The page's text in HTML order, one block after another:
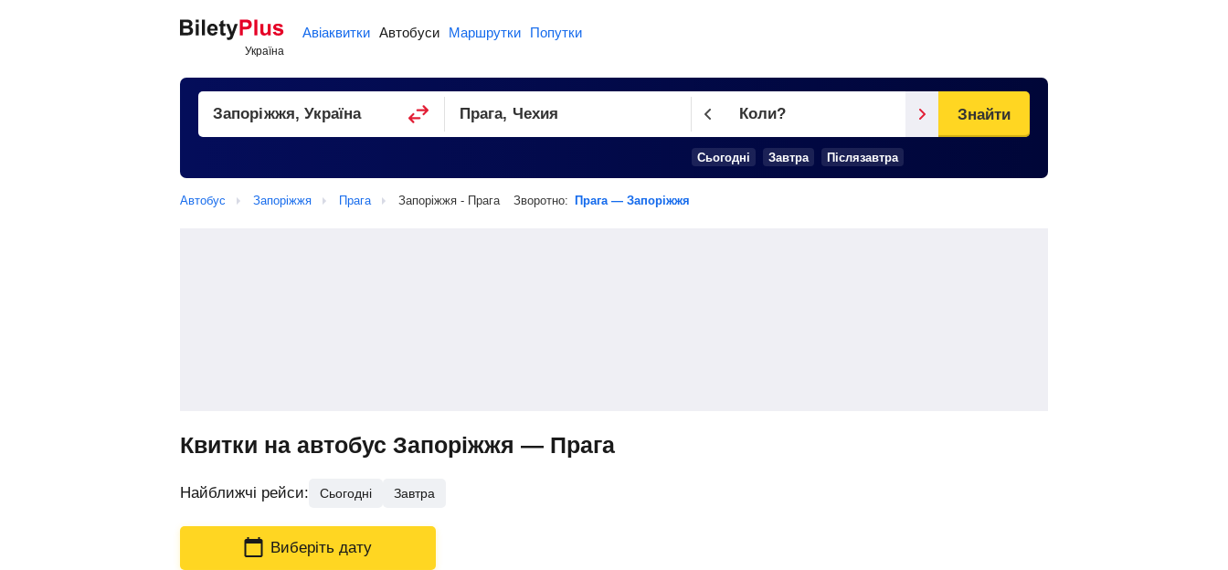
Авіаквитки Автобуси Маршрутки Попутки
Коли?
Cьогодні Завтра Післязавтра
Знайти
Автобус Запоріжжя Прага Запоріжжя - Прага Зворотно: Прага — Запоріжжя
Квитки на автобус Запоріжжя — Прага
Найближчі рейси: Сьогодні Завтра
Виберіть дату